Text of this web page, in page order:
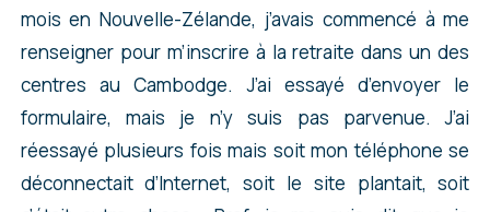
mois en Nouvelle-Zélande, j’avais commencé à me
renseigner pour m’inscrire à la retraite dans un des
centres au Cambodge. J’ai essayé d’envoyer le
formulaire, mais je n’y suis pas parvenue. J’ai
réessayé plusieurs fois mais soit mon téléphone se
déconnectait d’Internet, soit le site plantait, soit